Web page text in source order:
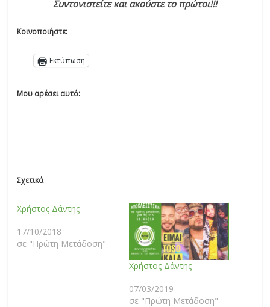
Συντονιστείτε και ακούστε το πρώτοι!!!
Κοινοποιήστε:
Εκτύπωση
Μου αρέσει αυτό:
Σχετικά
Χρήστος Δάντης
17/10/2018
σε "Πρώτη Μετάδοση"
Χρήστος Δάντης
07/03/2019
σε "Πρώτη Μετάδοση"